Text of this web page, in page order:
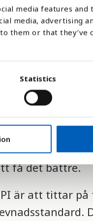
media features and
media, advertising
them or that they’ve
Statistics
som är fattiga i
få det bättre.
är att tittar